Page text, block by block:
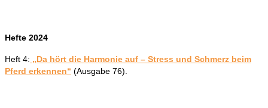
Hefte 2024
Heft 4: „Da hört die Harmonie auf – Stress und Schmerz beim
Pferd erkennen“ (Ausgabe 76).